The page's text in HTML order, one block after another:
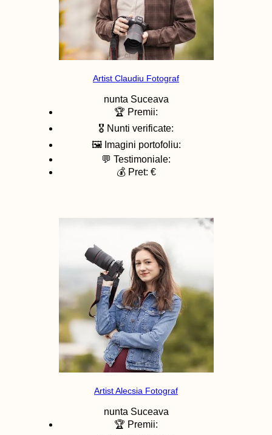
Artist Claudiu Fotograf
nunta Suceava
🏆 Premii:
🎖️ Nunti verificate:
🖼️ Imagini portofoliu:
💬 Testimoniale:
💰 Pret: €
Artist Alecsia Fotograf
nunta Suceava
🏆 Premii: